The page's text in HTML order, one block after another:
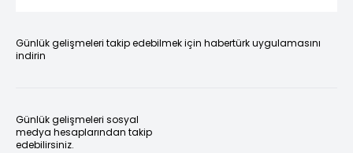
Günlük gelişmeleri takip edebilmek için habertürk uygulamasını
indirin
Günlük gelişmeleri sosyal
medya hesaplarından takip
edebilirsiniz.